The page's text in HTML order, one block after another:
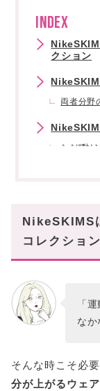
INDEX
クション
両者分野
ただ“動
ジム帰
レギン
NikeSKIMS
コレクション
「
なか
そんな時こそ必要
分が上がるウェア